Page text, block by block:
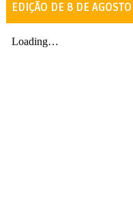
EDIÇÃO DE 8 DE AGOSTO